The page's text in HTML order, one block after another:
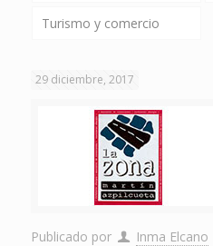
Turismo y comercio
29 diciembre, 2017
Publicado por Inma Elcano